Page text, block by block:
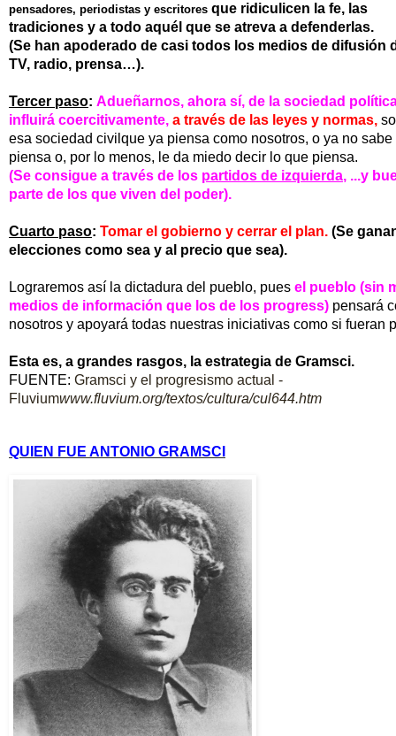
pensadores, periodistas y escritores que ridiculicen la fe, las
tradiciones y a todo aquél que se atreva a defenderlas.
(Se han apoderado de casi todos los medios de difusión
TV, radio, prensa…).
Tercer paso: Adueñarnos, ahora sí, de la sociedad
influirá coercitivamente, a través de las leyes y normas,
esa sociedad civilque ya piensa como nosotros, o ya no
piensa o, por lo menos, le da miedo decir lo que piensa.
(Se consigue a través de los partidos de izquierda, ...y
parte de los que viven del poder).
Cuarto paso: Tomar el gobierno y cerrar el plan. (Se
elecciones como sea y al precio que sea).
Lograremos así la dictadura del pueblo, pues el pueblo (sin
medios de información que los de los progress) pensará
nosotros y apoyará todas nuestras iniciativas como si fueran
Esta es, a grandes rasgos, la estrategia de Gramsci.
FUENTE: Gramsci y el progresismo actual -
Fluviumwww.fluvium.org/textos/cultura/cul644.htm
QUIEN FUE ANTONIO GRAMSCI